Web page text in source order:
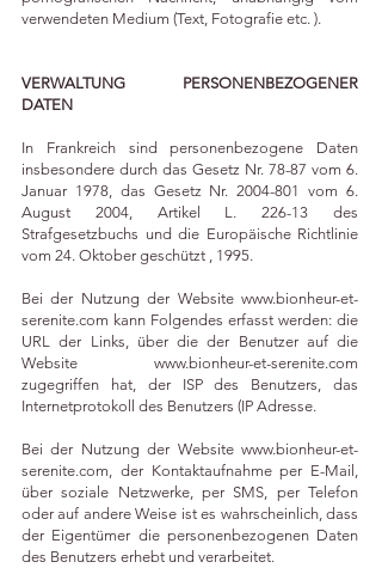
verwendeten Medium (Text, Fotografie etc. ).
VERWALTUNG PERSONENBEZOGENER
DATEN
In Frankreich sind personenbezogene Daten
insbesondere durch das Gesetz Nr. 78-87 vom 6.
Januar 1978, das Gesetz Nr.2004-801 vom 6.
August 2004, Artikel L. 226-13 des
Strafgesetzbuchs und die Europäische Richtlinie
vom 24. Oktober geschützt , 1995.
Bei der Nutzung der Website www.bionheur-et-
serenite.com kann Folgendes erfasst werden: die
URL der Links, über die der Benutzer auf die
Website www.bionheur-et-serenite.com
zugegriffen hat, der ISP des Benutzers, das
Internetprotokoll des Benutzers (IP Adresse.
Bei der Nutzung der Website www.bionheur-et-
serenite.com, der Kontaktaufnahme per E-Mail,
über soziale Netzwerke, per SMS, per Telefon
oder auf andere Weise ist es wahrscheinlich, dass
der Eigentümer die personenbezogenen Daten
des Benutzers erhebt und verarbeitet.